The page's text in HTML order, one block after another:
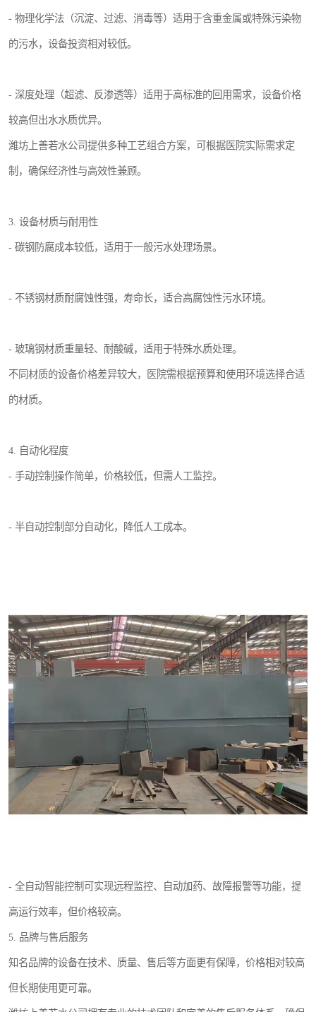
- 物理化学法（沉淀、过滤、消毒等）适用于含重金属或特殊污染物
的污水，设备投资相对较低。
- 深度处理（超滤、反渗透等）适用于高标准的回用需求，设备价格
较高但出水水质优异。
潍坊上善若水公司提供多种工艺组合方案，可根据医院实际需求定
制，确保经济性与高效性兼顾。
3. 设备材质与耐用性
- 碳钢防腐成本较低，适用于一般污水处理场景。
- 不锈钢材质耐腐蚀性强，寿命长，适合高腐蚀性污水环境。
- 玻璃钢材质重量轻、耐酸碱，适用于特殊水质处理。
不同材质的设备价格差异较大，医院需根据预算和使用环境选择合适
的材质。
4. 自动化程度
- 手动控制操作简单，价格较低，但需人工监控。
- 半自动控制部分自动化，降低人工成本。
- 全自动智能控制可实现远程监控、自动加药、故障报警等功能，提
高运行效率，但价格较高。
5. 品牌与售后服务
知名品牌的设备在技术、质量、售后等方面更有保障，价格相对较高
但长期使用更可靠。